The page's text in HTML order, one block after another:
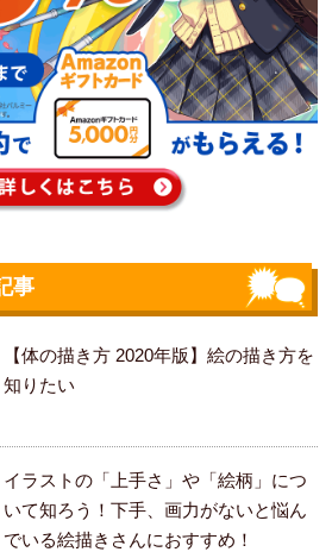
事
【体の描き方 2020年版】絵の描き方を
知りたい
イラストの「上手さ」や「絵柄」につ
いて知ろう！下手、画力がないと悩ん
でいる絵描きさんにおすすめ！